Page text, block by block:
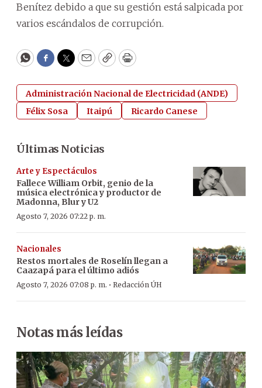
Benítez debido a que su gestión está salpicada por
varios escándalos de corrupción.
WhatsApp
Facebook
Twitter
EmailCopyPrint
Administración Nacional de Electricidad (ANDE)
Félix Sosa
Itaipú Ricardo Canese
Últimas Noticias
Arte y Espectáculos
Fallece William Orbit, genio de la
música electrónica y productor de
Madonna, Blur y U2
Agosto 7, 2026 07:22 p. m.
Nacionales
Restos mortales de Roselín llegan a
Caazapá para el último adiós
Agosto 7, 2026 07:08 p. m. · Redacción ÚH
Notas más leídas